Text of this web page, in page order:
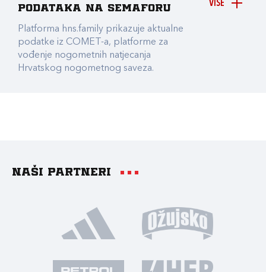
VIŠE
podataka na Semaforu
Platforma hns.family prikazuje aktualne
podatke iz COMET-a, platforme za
vođenje nogometnih natjecanja
Hrvatskog nogometnog saveza.
Naši partneri